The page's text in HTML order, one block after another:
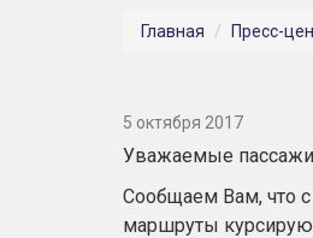
Главная Пресс-
5 октября 2017
Уважаемые
Сообщаем Вам, что
маршруты